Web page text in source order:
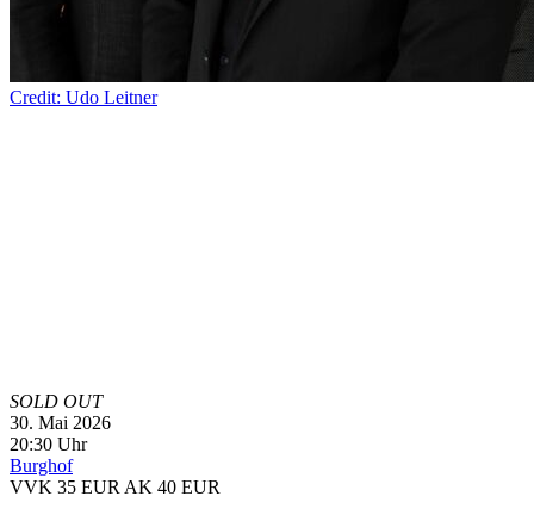
Credit: Udo Leitner
SOLD OUT
30. Mai 2026
20:30 Uhr
Burghof
VVK 35 EUR AK 40 EUR